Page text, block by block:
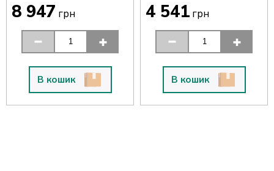
8 947 грн
В кошик
4 541 грн
В кошик